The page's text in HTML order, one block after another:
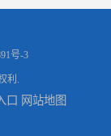
号-3
利.
口 网站地图